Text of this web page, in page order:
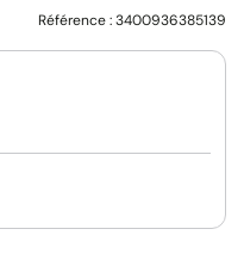
Référence :3400936385139